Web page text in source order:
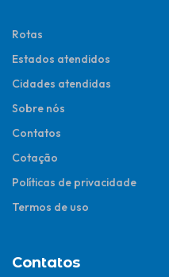
Rotas
Estados atendidos
Cidades atendidas
Sobre nós
Contatos
Cotação
Políticas de privacidade
Termos de uso
Contatos